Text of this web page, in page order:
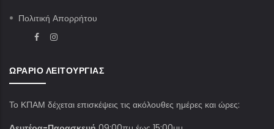
Πολιτική Απορρήτου
ΩΡΆΡΙΟ ΛΕΙΤΟΥΡΓΊΑΣ
Το ΚΠΑΜ δέχεται επισκέψεις τις ακόλουθες ημέρες και ώρες: